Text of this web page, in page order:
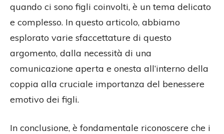
quando ci sono figli coinvolti, è un tema delicato
e complesso. In questo articolo, abbiamo
esplorato varie sfaccettature di questo
argomento, dalla necessità di una
comunicazione aperta e onesta all’interno della
coppia alla cruciale importanza del benessere
emotivo dei figli.
In conclusione, è fondamentale riconoscere che i